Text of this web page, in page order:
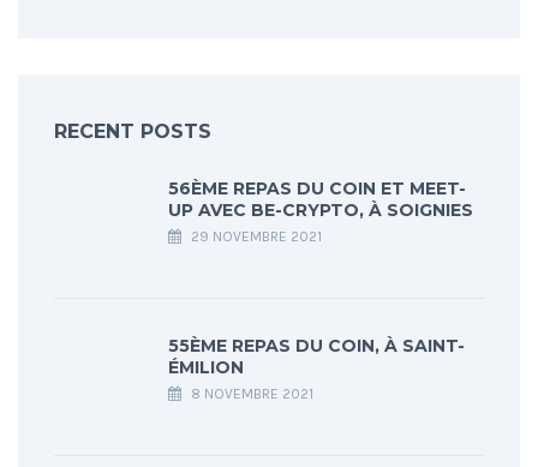
RECENT POSTS
56ÈME REPAS DU COIN ET MEET-
UP AVEC BE-CRYPTO, À SOIGNIES
29 NOVEMBRE 2021
55ÈME REPAS DU COIN, À SAINT-
ÉMILION
8 NOVEMBRE 2021